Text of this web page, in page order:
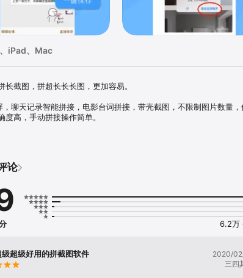
iPad、Mac
长截图，拼超长长长图，更加容易。
，聊天记录智能拼接，电影台词拼接，带壳截图，不限制图片数量
度高，手动拼接操作简单。
题或建议可以给我留言或者发邮件。
App对你有所帮助，可以花费几分钟评价一下，或者推荐给朋友。
论
6.2万
超级好用的拼截图软件
2020/
三四